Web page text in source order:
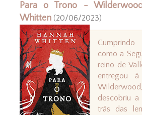
Para o Trono -
Whitten(20/06/2023)
como a
reino de
entregou
descobriu
trás das